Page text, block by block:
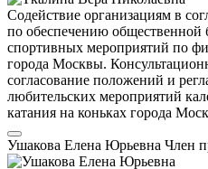
Содействие организациям в
по обеспечению общественной
спортивных мероприятий по
города Москвы.
согласование положений и
любительских мероприятий
катания на коньках города
Ушакова Елена Юрьевна Член